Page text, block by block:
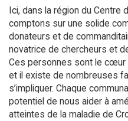
Ici, dans la région du Centre
comptons sur une solide
donateurs et de
novatrice de chercheurs et
Ces personnes sont le cœur
et il existe de nombreuses
s’impliquer. Chaque
potentiel de nous aider à
atteintes de la maladie de